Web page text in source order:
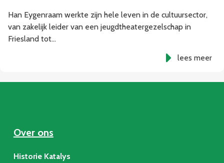
Han Eygenraam werkte zijn hele leven in de cultuursector,
van zakelijk leider van een jeugdtheatergezelschap in
Friesland tot…
lees meer
Over ons
Historie Katalys